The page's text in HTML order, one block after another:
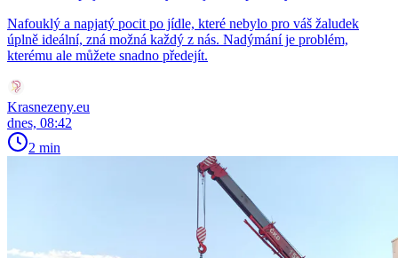
Nafouklý a napjatý pocit po jídle, které nebylo pro váš žaludek
úplně ideální, zná možná každý z nás. Nadýmání je problém,
kterému ale můžete snadno předejít.
Krasnezeny.eu
dnes, 08:42
2 min